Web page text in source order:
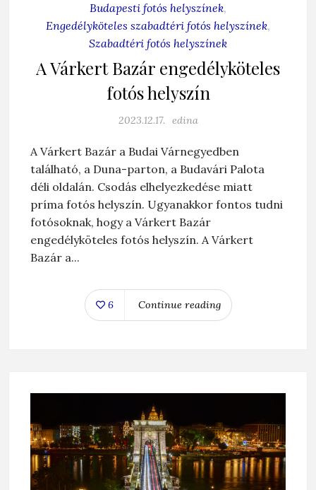
Budapesti fotós helyszínek,
Engedélyköteles szabadtéri fotós helyszínek,
Szabadtéri fotós helyszínek
A Várkert Bazár engedélyköteles
fotós helyszín
2023.12.17. edina
A Várkert Bazár a Budai Várnegyedben
található, a Duna-parton, a Budavári Palota
déli oldalán. Csodás elhelyezkedése miatt
príma fotós helyszín. Ugyanakkor fontos tudni
fotósoknak, hogy a Várkert Bazár
engedélyköteles fotós helyszín. A Várkert
Bazár a...
6 Continue reading